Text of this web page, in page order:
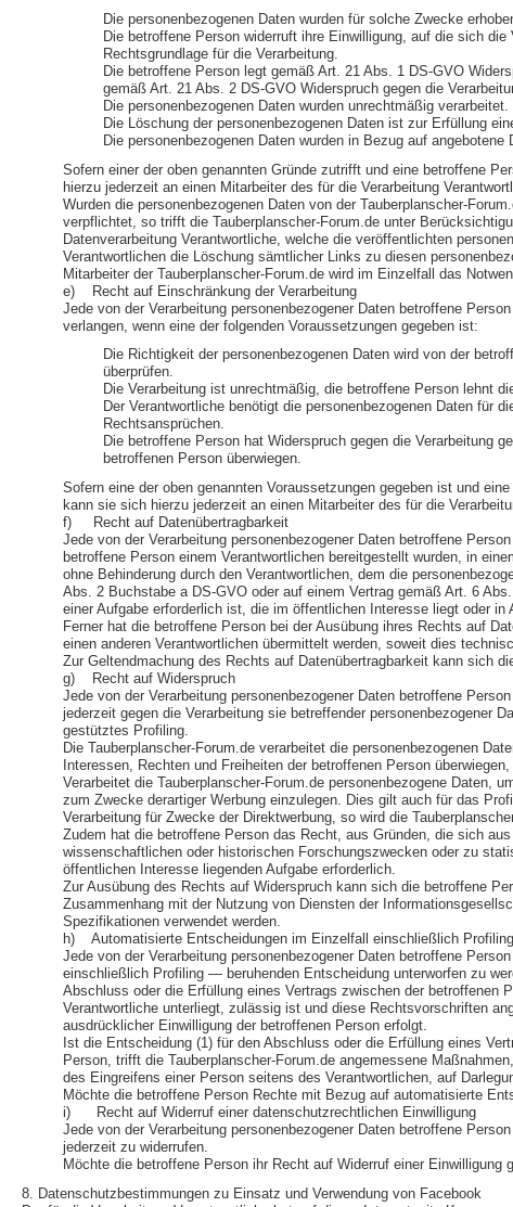
Die personenbezogenen Daten wurden für solche Zwecke
Die betroffene Person widerruft ihre Einwilligung, auf die sich
Rechtsgrundlage für die Verarbeitung.
Die betroffene Person legt gemäß Art. 21 Abs. 1 DS-GVO
gemäß Art. 21 Abs. 2 DS-GVO Widerspruch gegen die
Die personenbezogenen Daten wurden unrechtmäßig verarbeitet.
Die Löschung der personenbezogenen Daten ist zur Erfüllung
Die personenbezogenen Daten wurden in Bezug auf
Sofern einer der oben genannten Gründe zutrifft und eine betroffene
hierzu jederzeit an einen Mitarbeiter des für die Verarbeitung
Wurden die personenbezogenen Daten von der Tauberplanscher-
verpflichtet, so trifft die Tauberplanscher-Forum.de unter
Datenverarbeitung Verantwortliche, welche die veröffentlichten
Verantwortlichen die Löschung sämtlicher Links zu diesen
Mitarbeiter der Tauberplanscher-Forum.de wird im Einzelfall das
e) Recht auf Einschränkung der Verarbeitung
Jede von der Verarbeitung personenbezogener Daten betroffene
verlangen, wenn eine der folgenden Voraussetzungen gegeben ist:
Die Richtigkeit der personenbezogenen Daten wird von der
überprüfen.
Die Verarbeitung ist unrechtmäßig, die betroffene Person lehnt
Der Verantwortliche benötigt die personenbezogenen Daten für
Rechtsansprüchen.
Die betroffene Person hat Widerspruch gegen die Verarbeitung
betroffenen Person überwiegen.
Sofern eine der oben genannten Voraussetzungen gegeben ist und
kann sie sich hierzu jederzeit an einen Mitarbeiter des für die
f) Recht auf Datenübertragbarkeit
Jede von der Verarbeitung personenbezogener Daten betroffene
betroffene Person einem Verantwortlichen bereitgestellt wurden, in
ohne Behinderung durch den Verantwortlichen, dem die
Abs. 2 Buchstabe a DS-GVO oder auf einem Vertrag gemäß Art. 6
einer Aufgabe erforderlich ist, die im öffentlichen Interesse liegt oder
Ferner hat die betroffene Person bei der Ausübung ihres Rechts auf
einen anderen Verantwortlichen übermittelt werden, soweit dies
Zur Geltendmachung des Rechts auf Datenübertragbarkeit kann sich
g) Recht auf Widerspruch
Jede von der Verarbeitung personenbezogener Daten betroffene
jederzeit gegen die Verarbeitung sie betreffender personenbezogener
gestütztes Profiling.
Die Tauberplanscher-Forum.de verarbeitet die personenbezogenen
Interessen, Rechten und Freiheiten der betroffenen Person
Verarbeitet die Tauberplanscher-Forum.de personenbezogene Daten,
zum Zwecke derartiger Werbung einzulegen. Dies gilt auch für das
Verarbeitung für Zwecke der Direktwerbung, so wird die
Zudem hat die betroffene Person das Recht, aus Gründen, die sich
wissenschaftlichen oder historischen Forschungszwecken oder zu
öffentlichen Interesse liegenden Aufgabe erforderlich.
Zur Ausübung des Rechts auf Widerspruch kann sich die betroffene
Zusammenhang mit der Nutzung von Diensten der
Spezifikationen verwendet werden.
h) Automatisierte Entscheidungen im Einzelfall einschließlich Profiling
Jede von der Verarbeitung personenbezogener Daten betroffene
einschließlich Profiling — beruhenden Entscheidung unterworfen zu
Abschluss oder die Erfüllung eines Vertrags zwischen der betroffenen
Verantwortliche unterliegt, zulässig ist und diese Rechtsvorschriften
ausdrücklicher Einwilligung der betroffenen Person erfolgt.
Ist die Entscheidung (1) für den Abschluss oder die Erfüllung eines
Person, trifft die Tauberplanscher-Forum.de angemessene
des Eingreifens einer Person seitens des Verantwortlichen, auf
Möchte die betroffene Person Rechte mit Bezug auf automatisierte
i) Recht auf Widerruf einer datenschutzrechtlichen Einwilligung
Jede von der Verarbeitung personenbezogener Daten betroffene
jederzeit zu widerrufen.
Möchte die betroffene Person ihr Recht auf Widerruf einer
8. Datenschutzbestimmungen zu Einsatz und Verwendung von Facebook